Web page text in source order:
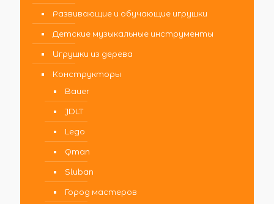
Развивающие и обучающие игрушки
Детские музыкальные инструменты
Игрушки из дерева
Конструкторы
Bauer
JDLT
Lego
Qman
Sluban
Город мастеров